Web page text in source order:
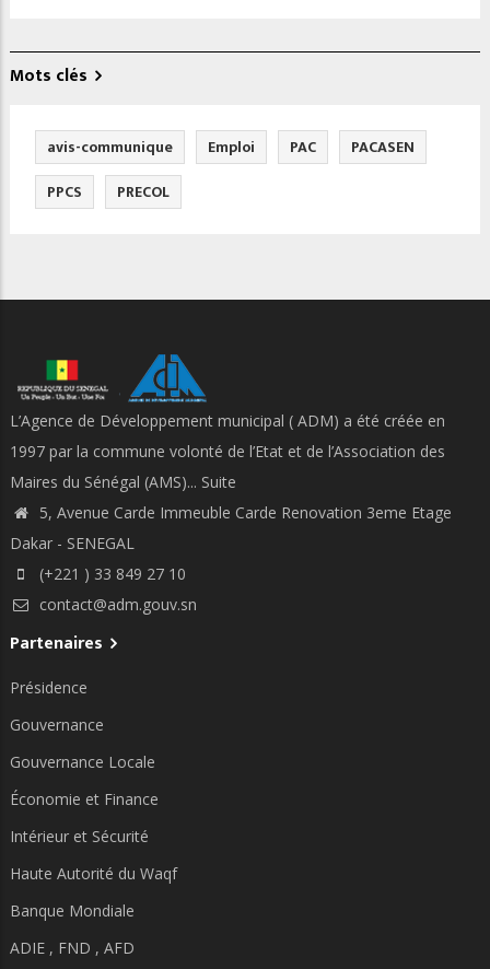
Mots clés
avis-communique Emploi PAC
PACASEN
PPCS
PRECOL
L’Agence de Développement municipal ( ADM) a été créée en
1997 par la commune volonté de l’Etat et de l’Association des
Maires du Sénégal (AMS)... Suite
5, Avenue Carde Immeuble Carde Renovation 3eme Etage
Dakar - SENEGAL
(+221 ) 33 849 27 10
contact@adm.gouv.sn
Partenaires
Présidence
Gouvernance
Gouvernance Locale
Économie et Finance
Intérieur et Sécurité
Haute Autorité du Waqf
Banque Mondiale
ADIE , FND , AFD